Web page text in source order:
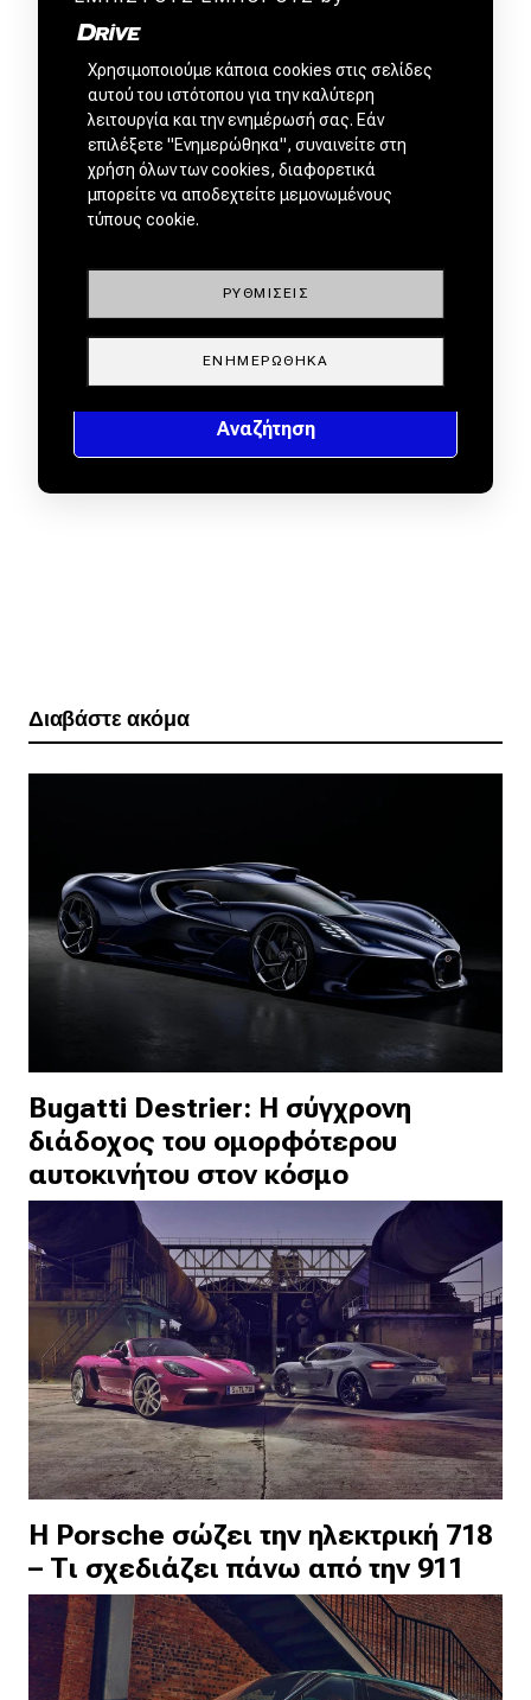
Διαβάστε ακόμα
Bugatti Destrier: Η σύγχρονη
διάδοχος του ομορφότερου
αυτοκινήτου στον κόσμο
Η Porsche σώζει την ηλεκτρική 718
– Τι σχεδιάζει πάνω από την 911
Χρησιμοποιούμε κάποια cookies στις σελίδες
αυτού του ιστότοπου για την καλύτερη
λειτουργία και την ενημέρωσή σας. Εάν
επιλέξετε "Ενημερώθηκα", συναινείτε στη
χρήση όλων των cookies, διαφορετικά
μπορείτε να αποδεχτείτε μεμονωμένους
τύπους cookie.
ΡΥΘΜΊΣΕΙΣ
ΕΝΗΜΕΡΏΘΗΚΑ